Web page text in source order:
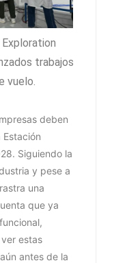
trabajos
vuelo.
deben
Siguiendo la
y pese a
una
que ya
estas
antes de la